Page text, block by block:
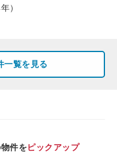
）
一覧を見る
件をピックアップ